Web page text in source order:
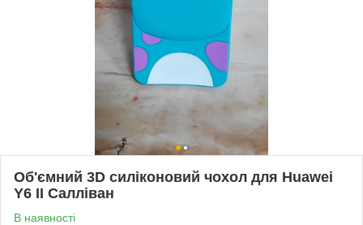
Об'ємний 3D силіконовий чохол для Huawei
Y6 II Салліван
В наявності